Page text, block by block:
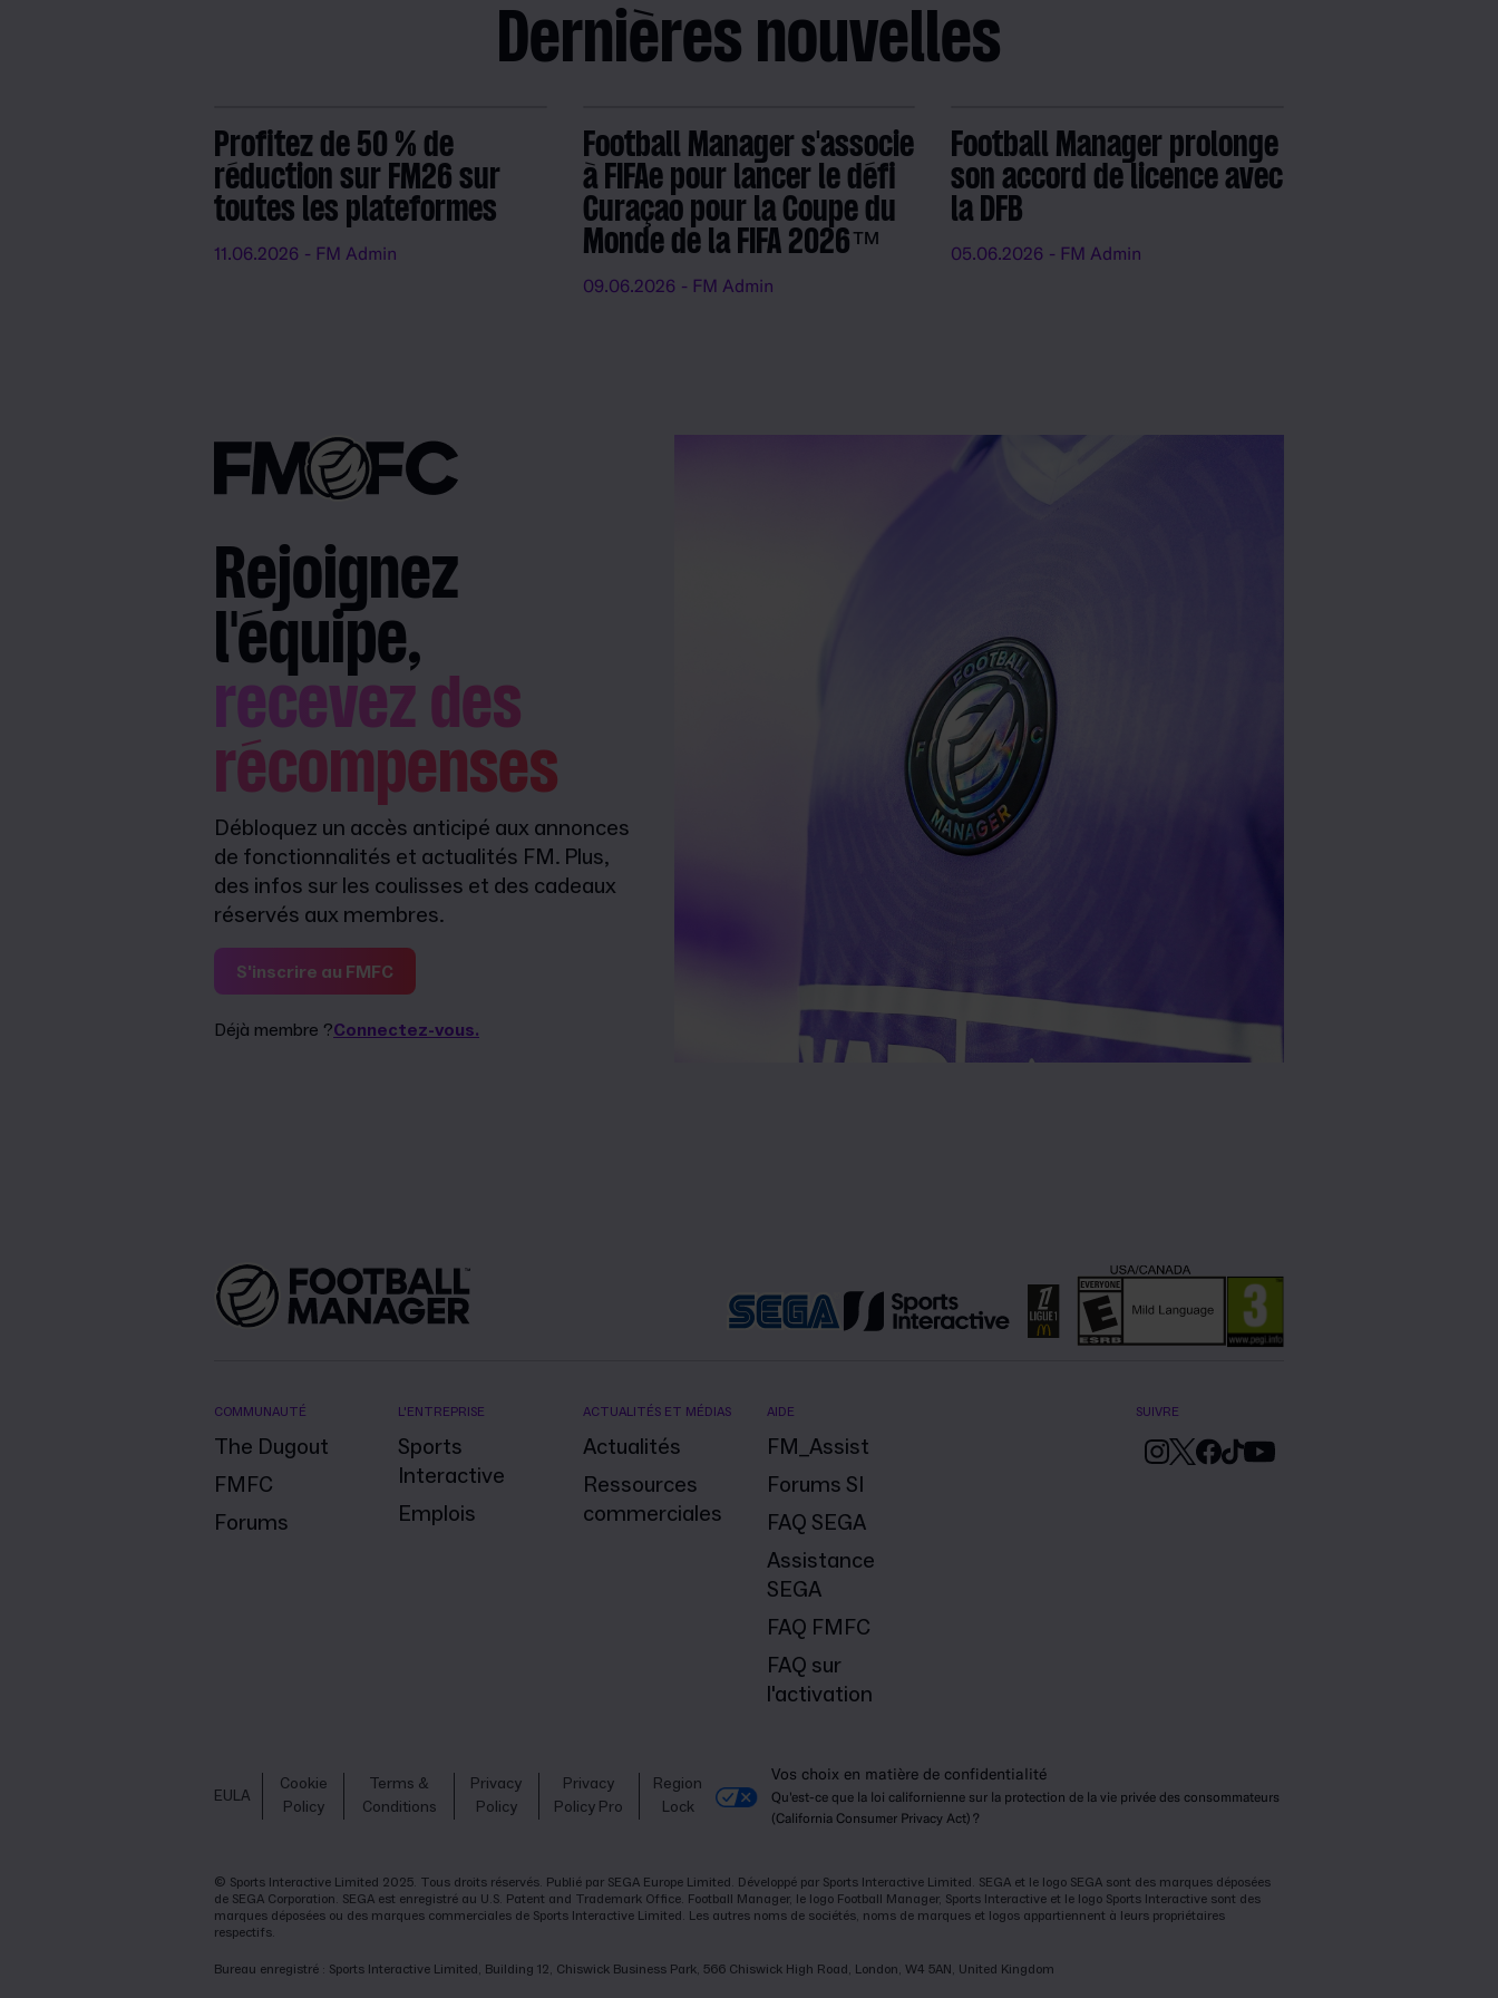
Dernières nouvelles
Profitez de 50 % de
réduction sur FM26 sur
toutes les plateformes
11.06.2026 - FM Admin
Football Manager s'associe
à FIFAe pour lancer le défi
Curaçao pour la Coupe du
Monde de la FIFA 2026™
09.06.2026 - FM Admin
Football Manager prolonge
son accord de licence avec
la DFB
05.06.2026 - FM Admin
Rejoignez
l'équipe,
recevez des
récompenses
Débloquez un accès anticipé aux annonces
de fonctionnalités et actualités FM. Plus,
des infos sur les coulisses et des cadeaux
réservés aux membres.
S'inscrire au FMFC
Déjà membre ?Connectez-vous.
COMMUNAUTÉ
The Dugout
FMFC
Forums
L'ENTREPRISE
Sports
Interactive
Emplois
ACTUALITÉS ET MÉDIAS
Actualités
Ressources
commerciales
AIDE
FM_Assist
Forums SI
FAQ SEGA
Assistance
SEGA
FAQ FMFC
FAQ sur
l'activation
SUIVRE
EULA
Cookie
Policy
Terms &
Conditions
Privacy
Policy
Privacy
Policy Pro
Region
Lock
Vos choix en matière de confidentialité
Qu'est-ce que la loi californienne sur la protection de la vie privée des consommateurs
(California Consumer Privacy Act) ?
© Sports Interactive Limited 2025. Tous droits réservés. Publié par SEGA Europe Limited. Développé par Sports Interactive Limited. SEGA et le logo SEGA sont des marques déposées
de SEGA Corporation. SEGA est enregistré au U.S. Patent and Trademark Office. Football Manager, le logo Football Manager, Sports Interactive et le logo Sports Interactive sont des
marques déposées ou des marques commerciales de Sports Interactive Limited. Les autres noms de sociétés, noms de marques et logos appartiennent à leurs propriétaires
respectifs.
Bureau enregistré : Sports Interactive Limited, Building 12, Chiswick Business Park, 566 Chiswick High Road, London, W4 5AN, United Kingdom